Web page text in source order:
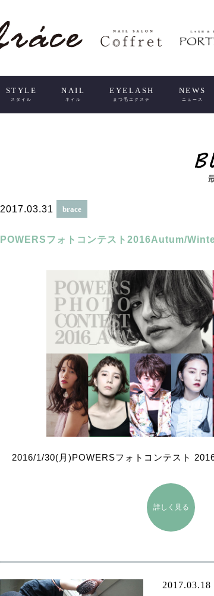
STYLE
スタイル
NAIL
ネイル
EYELASH
まつ毛エクステ
NEWS
ニュース
2017.03.31 brace
POWERSフォトコンテスト2016Autum/
2016/1/30(月)POWERSフォトコンテスト
詳しく見る
2017.03.18